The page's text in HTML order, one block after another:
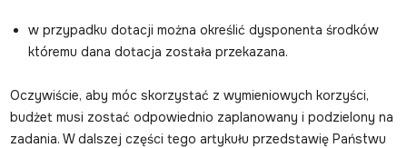
w przypadku dotacji można określić dysponenta środków
któremu dana dotacja została przekazana.
Oczywiście, aby móc skorzystać z wymieniowych korzyści,
budżet musi zostać odpowiednio zaplanowany i podzielony na
zadania. W dalszej części tego artykułu przedstawię Państwu